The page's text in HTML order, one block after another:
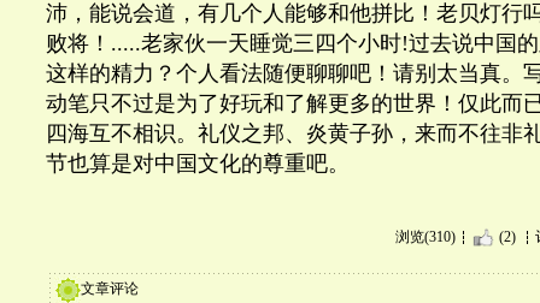
沛，能说会道，有几个人能够和他拼比！老贝灯行
败将！.....老家伙一天睡觉三四个小时!过去说中国
这样的精力？个人看法随便聊聊吧！请别太当真。
动笔只不过是为了好玩和了解更多的世界！仅此而
四海互不相识。礼仪之邦、炎黄子孙，来而不往
节也算是对中国文化的尊重吧。
浏览(310) (2)
文章评论